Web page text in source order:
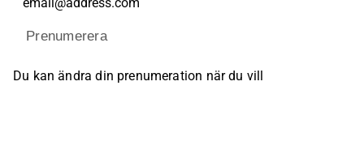
Prenumerera
Du kan ändra din prenumeration när du vill